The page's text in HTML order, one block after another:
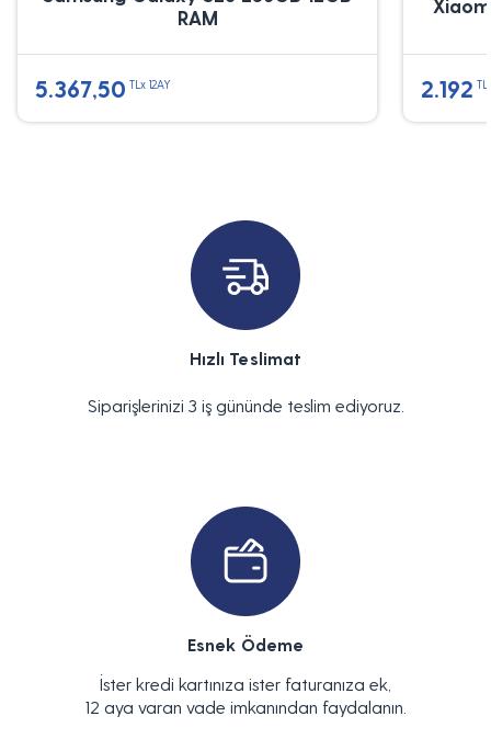
RAM
5.367,50 TLx 12AY 2.192
Hızlı Teslimat
Siparişlerinizi 3 iş gününde teslim ediyoruz.
Esnek Ödeme
İster kredi kartınıza ister faturanıza ek,
12 aya varan vade imkanından faydalanın.